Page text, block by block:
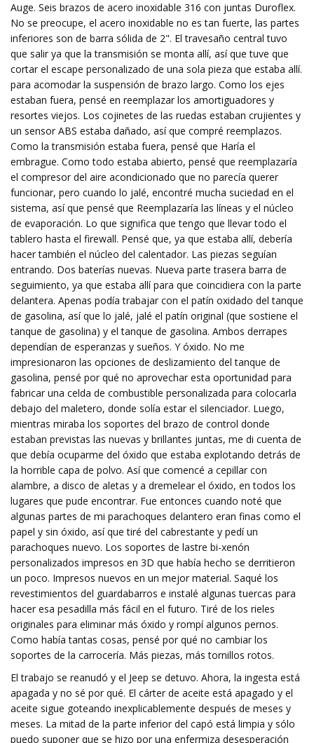
Auge. Seis brazos de acero inoxidable 316 con juntas Duroflex.
No se preocupe, el acero inoxidable no es tan fuerte, las partes
inferiores son de barra sólida de 2". El travesaño central tuvo
que salir ya que la transmisión se monta allí, así que tuve que
cortar el escape personalizado de una sola pieza que estaba allí.
para acomodar la suspensión de brazo largo. Como los ejes
estaban fuera, pensé en reemplazar los amortiguadores y
resortes viejos. Los cojinetes de las ruedas estaban crujientes y
un sensor ABS estaba dañado, así que compré reemplazos.
Como la transmisión estaba fuera, pensé que Haría el
embrague. Como todo estaba abierto, pensé que reemplazaría
el compresor del aire acondicionado que no parecía querer
funcionar, pero cuando lo jalé, encontré mucha suciedad en el
sistema, así que pensé que Reemplazaría las líneas y el núcleo
de evaporación. Lo que significa que tengo que llevar todo el
tablero hasta el firewall. Pensé que, ya que estaba allí, debería
hacer también el núcleo del calentador. Las piezas seguían
entrando. Dos baterías nuevas. Nueva parte trasera barra de
seguimiento, ya que estaba allí para que coincidiera con la parte
delantera. Apenas podía trabajar con el patín oxidado del tanque
de gasolina, así que lo jalé, jalé el patín original (que sostiene el
tanque de gasolina) y el tanque de gasolina. Ambos derrapes
dependían de esperanzas y sueños. Y óxido. No me
impresionaron las opciones de deslizamiento del tanque de
gasolina, pensé por qué no aprovechar esta oportunidad para
fabricar una celda de combustible personalizada para colocarla
debajo del maletero, donde solía estar el silenciador. Luego,
mientras miraba los soportes del brazo de control donde
estaban previstas las nuevas y brillantes juntas, me di cuenta de
que debía ocuparme del óxido que estaba explotando detrás de
la horrible capa de polvo. Así que comencé a cepillar con
alambre, a disco de aletas y a dremelear el óxido, en todos los
lugares que pude encontrar. Fue entonces cuando noté que
algunas partes de mi parachoques delantero eran finas como el
papel y sin óxido, así que tiré del cabrestante y pedí un
parachoques nuevo. Los soportes de lastre bi-xenón
personalizados impresos en 3D que había hecho se derritieron
un poco. Impresos nuevos en un mejor material. Saqué los
revestimientos del guardabarros e instalé algunas tuercas para
hacer esa pesadilla más fácil en el futuro. Tiré de los rieles
originales para eliminar más óxido y rompí algunos pernos.
Como había tantas cosas, pensé por qué no cambiar los
soportes de la carrocería. Más piezas, más tornillos rotos.
El trabajo se reanudó y el Jeep se detuvo. Ahora, la ingesta está
apagada y no sé por qué. El cárter de aceite está apagado y el
aceite sigue goteando inexplicablemente después de meses y
meses. La mitad de la parte inferior del capó está limpia y sólo
puedo suponer que se hizo por una enfermiza desesperación